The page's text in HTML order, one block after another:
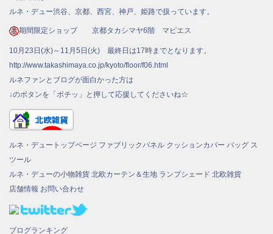
ルネ・デュー渋谷、京都、西宮、神戸、姫路で扱っています。
期間限定ショップ 京都タカシマヤ6階 マピエス
10月23日(水)～11月5日(火) 最終日は17時までとなります。
http://www.takashimaya.co.jp/kyoto/floor/f06.html
ルネファンとブログが面白かった方は
↓のボタンを「ポチッ」と押して応援してくださいね☆
ルネ・デュートップページ ファブリックパネル クッションカバー バッグ ス
ツール
ルネ・デューの小物雑貨 北欧カーテン＆生地 ランプシェード 北欧雑貨
店舗情報 お問い合わせ
ブログランキング